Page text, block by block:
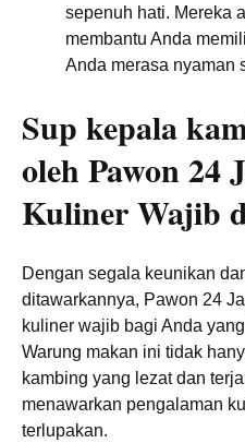
sepenuh hati. Mereka
membantu Anda
Anda merasa nyaman
Sup kepala
oleh Pawon 24
Kuliner Wajib
Dengan segala keunikan
ditawarkannya, Pawon 24
kuliner wajib bagi Anda
Warung makan ini tidak
kambing yang lezat dan
menawarkan pengalaman
terlupakan.